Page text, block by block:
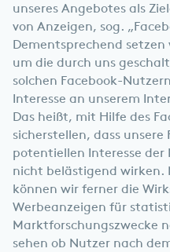
unseres Angebotes als
von Anzeigen, sog.
Dementsprechend setzen
um die durch uns
solchen Facebook-
Interesse an unserem
Das heißt, mit Hilfe des
sicherstellen, dass unsere
potentiellen Interesse
nicht belästigend wirken.
können wir ferner die
Werbeanzeigen für
Marktforschungszwecke
sehen ob Nutzer nach